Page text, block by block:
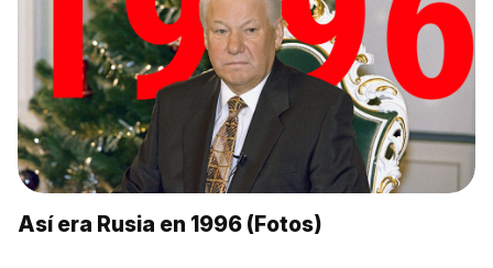
Así era Rusia en 1996 (Fotos)